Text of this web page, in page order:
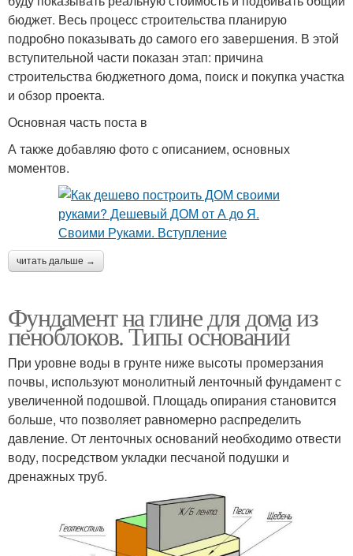
бюджет. Весь процесс строительства планирую
подробно показывать до самого его завершения. В этой
вступительной части показан этап: причина
строительства бюджетного дома, поиск и покупка участка
и обзор проекта.
Основная часть поста в
А также добавляю фото с описанием, основных
моментов.
читать дальше →
Фундамент на глине для дома из
пеноблоков. Типы оснований
При уровне воды в грунте ниже высоты промерзания
почвы, используют монолитный ленточный фундамент с
увеличенной подошвой. Площадь опирания становится
больше, что позволяет равномерно распределить
давление. От ленточных оснований необходимо отвести
воду, посредством укладки песчаной подушки и
дренажных труб.